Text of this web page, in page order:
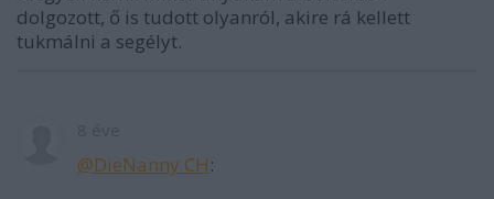
dolgozott, ő is tudott olyanról, akire rá kellett
tukmálni a segélyt.
@DieNanny CH: